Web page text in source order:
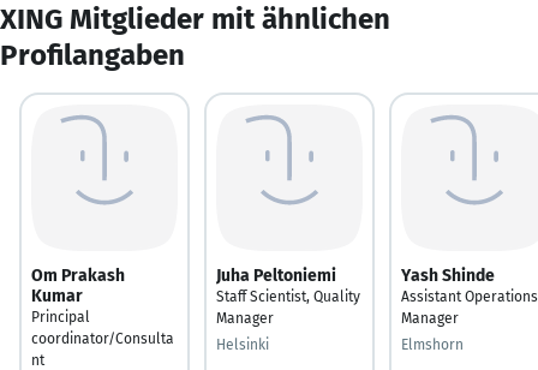
XING Mitglieder mit ähnlichen
Profilangaben
Om Prakash
Kumar
Principal
coordinator/Consulta
nt
Juha Peltoniemi
Staff Scientist, Quality
Manager
Helsinki
Yash Shinde
Assistant Operations
Manager
Elmshorn